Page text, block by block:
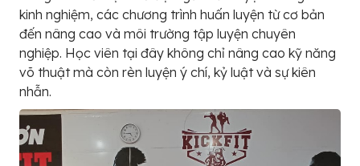
kinh nghiệm, các chương trình huấn luyện từ cơ bản
đến nâng cao và môi trường tập luyện chuyên
nghiệp. Học viên tại đây không chỉ nâng cao kỹ năng
võ thuật mà còn rèn luyện ý chí, kỷ luật và sự kiên
nhẫn.